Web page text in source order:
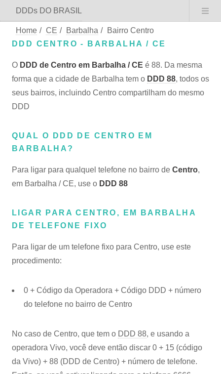
DDDs DO BRASIL
Home / CE / Barbalha /
Bairro Centro
DDD CENTRO - BARBALHA / CE
O DDD de Centro em Barbalha / CE é 88. Da mesma
forma que a cidade de Barbalha tem o DDD 88, todos os
seus bairros, incluindo Centro compartilham do mesmo
DDD
QUAL O DDD DE CENTRO EM
BARBALHA?
Para ligar para qualquel telefone no bairro de Centro,
em Barbalha / CE, use o DDD 88
LIGAR PARA CENTRO, EM BARBALHA
DE TELEFONE FIXO
Para ligar de um telefone fixo para Centro, use este
procedimento:
0 + Código da Operadora + Código DDD + número
do telefone no bairro de Centro
No caso de Centro, que tem o DDD 88, e usando a
operadora Vivo, você deve então discar 0 + 15 (código
da Vivo) + 88 (DDD de Centro) + número de telefone.